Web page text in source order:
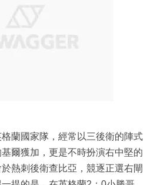
蘭國家隊，經常以三後衛的陣式
爾獲加，更是不時扮演右中堅的
熱刺後衛查比亞，競逐正選右閘